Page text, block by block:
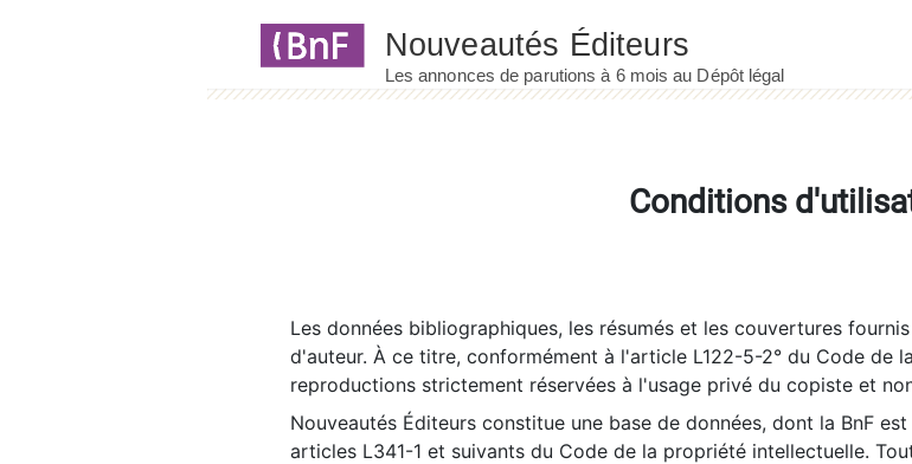
Conditions
Les données bibliographiques, les résumés et les couvertures
d'auteur. À ce titre, conformément à l'article L122-5-2° du Code de
reproductions strictement réservées à l'usage privé du copiste et
Nouveautés Éditeurs constitue une base de données, dont la BnF
articles L341-1 et suivants du Code de la propriété intellectuelle.